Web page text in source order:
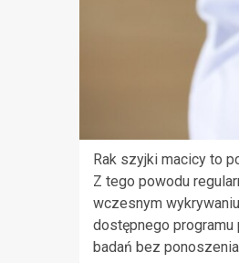
Rak szyjki macicy to
Z tego powodu
wczesnym
dostępnego
badań bez